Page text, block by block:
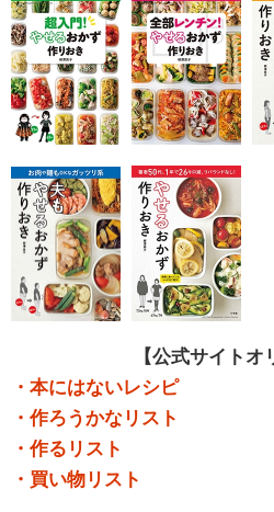
【公式サイトオ
・本にはないレシピ
・作ろうかなリスト
・作るリスト
・買い物リスト